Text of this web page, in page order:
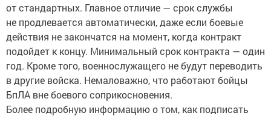
от стандартных. Главное отличие — срок службы
не продлевается автоматически, даже если боевые
действия не закончатся на момент, когда контракт
подойдет к концу. Минимальный срок контракта — один
год. Кроме того, военнослужащего не будут переводить
в другие войска. Немаловажно, что работают бойцы
БпЛА вне боевого соприкосновения.
Более подробную информацию о том, как подписать